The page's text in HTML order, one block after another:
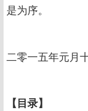
是为序。
二零一五年元月
【目录】